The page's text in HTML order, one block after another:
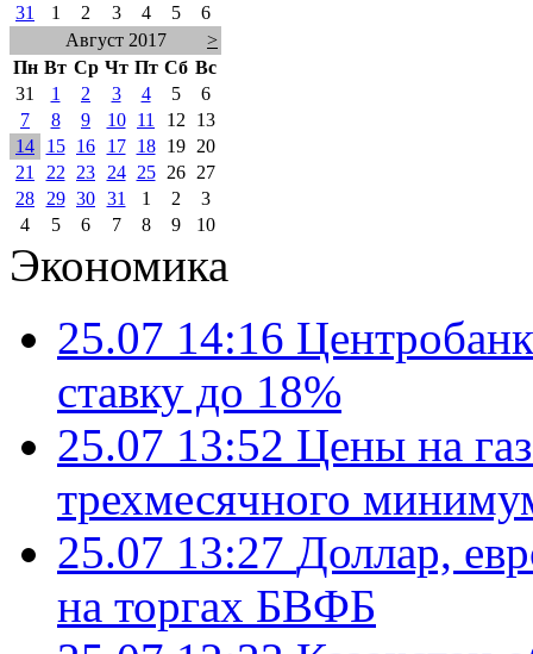
31
1 2 3 4 5
6
Август 2017
>
Пн Вт Ср Чт Пт Сб Вс
31
1 2 3 4 5
6
7
8 9 10 11 12
13
14
15 16 17 18 19
20
21
22 23 24 25 26
27
28
29 30 31 1 2
3
4
5 6 7 8 9 10
Экономика
25.07 14:16
ставку до 18%
25.07 13:52 Цены на
трехмесячного
25.07 13:27 Доллар,
на торгах БВФБ